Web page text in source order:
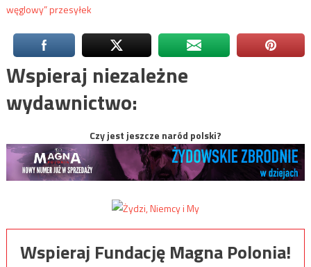
węglowy” przesyłek
Wspieraj niezależne
wydawnictwo:
Czy jest jeszcze naród polski?
Wspieraj Fundację Magna Polonia!